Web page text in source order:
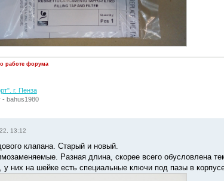
работе форума
г. Пенза
- bahus1980
13:12
клапана. Старый и новый.
Разная длина, скорее всего обусловлена
них на шейке есть специальные ключи под пазы в